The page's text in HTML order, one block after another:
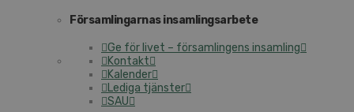
Församlingarnas insamlingsarbete
Ge för livet – församlingens insamling
Kontakt
Kalender
Lediga tjänster
SAU